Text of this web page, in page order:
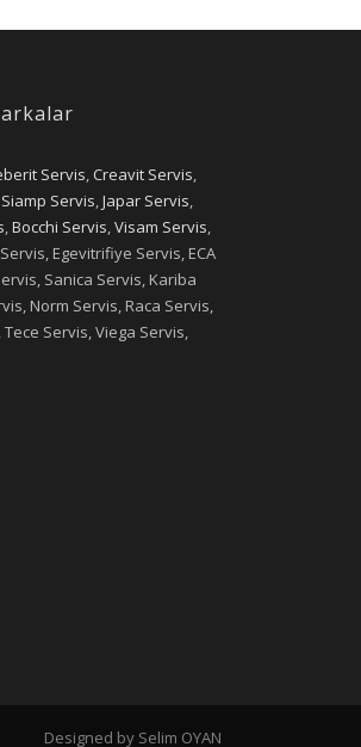
Servis,Creavit Servis,
Siamp Servis,Japar Servis,
,Bocchi Servis,Visam Servis,
Egevitrifiye Servis, ECA
Sanica Servis, Kariba
Norm Servis, Raca Servis,
Servis, Viega Servis,
Designed by Selim OYAN